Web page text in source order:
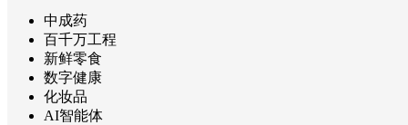
中成药
百千万工程
新鲜零食
数字健康
化妆品
AI智能体